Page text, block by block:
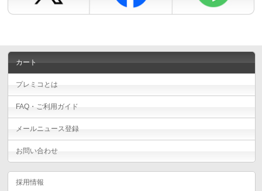
カート
プレミコとは
FAQ・ご利用ガイド
メールニュース登録
お問い合わせ
採用情報